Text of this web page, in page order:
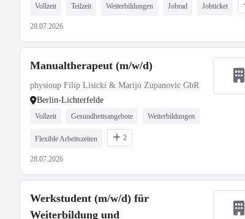
Vollzeit Teilzeit Weiterbildungen Jobrad Jobticket
28.07.2026
Manualtherapeut (m/w/d)
physioup Filip Lisicki & Marijo Zupanovic GbR
Berlin-Lichterfelde
Vollzeit Gesundheitsangebote Weiterbildungen
Flexible Arbeitszeiten 2
28.07.2026
Werkstudent (m/w/d) für
Weiterbildung und